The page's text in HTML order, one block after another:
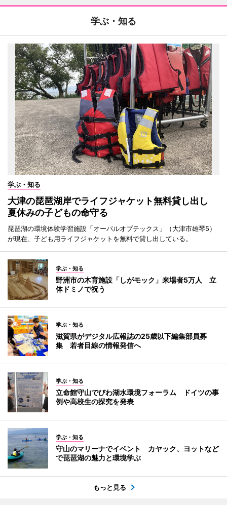
学ぶ・知る
学ぶ・知る
大津の琵琶湖岸でライフジャケット無料貸し出し
夏休みの子どもの命守る
琵琶湖の環境体験学習施設「オーパルオプテックス」（大津市雄琴5）
が現在、子ども用ライフジャケットを無料で貸し出している。
学ぶ・知る
野洲市の木育施設「しがモック」来場者5万人 立
体ドミノで祝う
学ぶ・知る
滋賀県がデジタル広報誌の25歳以下編集部員募
集 若者目線の情報発信へ
学ぶ・知る
立命館守山でびわ湖水環境フォーラム ドイツの事
例や高校生の探究を発表
学ぶ・知る
守山のマリーナでイベント カヤック、ヨットなど
で琵琶湖の魅力と環境学ぶ
もっと見る